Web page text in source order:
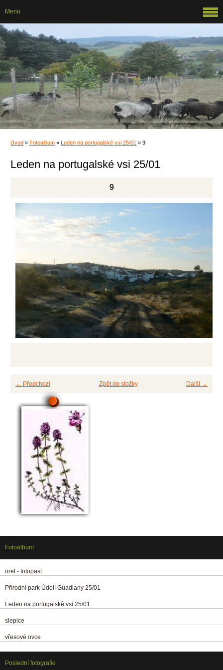
Úvod » Fotoalbum » Leden na portugalské vsi 25/01 » 9
Leden na portugalské vsi 25/01
9
← Předchozí Další →
Zpět do složky
Menu
Fotoalbum
orel - fotopast
Přírodní park Údolí Guadiany 25/01
Leden na portugalské vsi 25/01
slepice
vřesové ovce
Poslední fotografie